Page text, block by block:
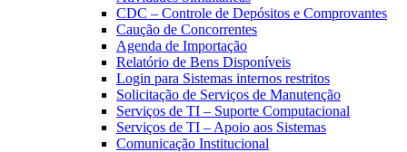
CDC – Controle de Depósitos e Comprovantes
Caução de Concorrentes
Agenda de Importação
Relatório de Bens Disponíveis
Login para Sistemas internos restritos
Solicitação de Serviços de Manutenção
Serviços de TI – Suporte Computacional
Serviços de TI – Apoio aos Sistemas
Comunicação Institucional